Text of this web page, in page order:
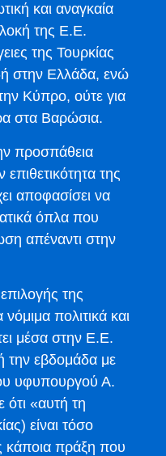
και αναγκαία
της Ε.Ε.
της Τουρκίας
στην Ελλάδα, ενώ
Κύπρο, ούτε για
στα Βαρώσια.
προσπάθεια
της
αποφασίσει να
όπλα που
απέναντι στην
της
πολιτικά και
μέσα στην Ε.Ε.
την εβδομάδα με
υφυπουργού Α.
ότι «αυτή τη
είναι τόσο
κάποια πράξη που